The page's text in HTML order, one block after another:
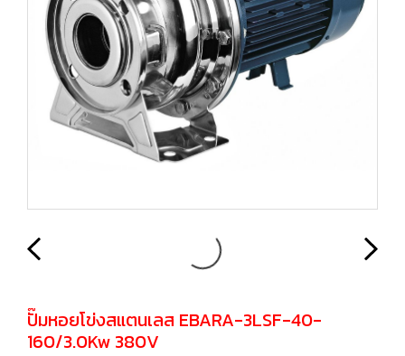
ปั๊มหอยโข่งสแตนเลส EBARA-3LSF-40-
160/3.0Kw 380V